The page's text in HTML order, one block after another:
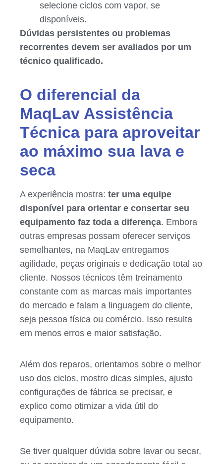
selecione ciclos com vapor, se
disponíveis.
Dúvidas persistentes ou problemas
recorrentes devem ser avaliados por um
técnico qualificado.
O diferencial da
MaqLav Assistência
Técnica para aproveitar
ao máximo sua lava e
seca
A experiência mostra: ter uma equipe
disponível para orientar e consertar seu
equipamento faz toda a diferença. Embora
outras empresas possam oferecer serviços
semelhantes, na MaqLav entregamos
agilidade, peças originais e dedicação total ao
cliente. Nossos técnicos têm treinamento
constante com as marcas mais importantes
do mercado e falam a linguagem do cliente,
seja pessoa física ou comércio. Isso resulta
em menos erros e maior satisfação.
Além dos reparos, orientamos sobre o melhor
uso dos ciclos, mostro dicas simples, ajusto
configurações de fábrica se precisar, e
explico como otimizar a vida útil do
equipamento.
Se tiver qualquer dúvida sobre lavar ou secar,